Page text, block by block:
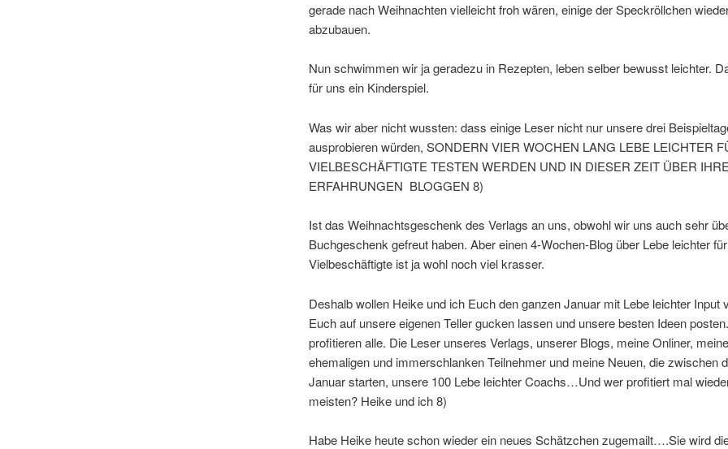
gerade nach Weihnachten vielleicht froh wären, einige der Speckröllchen
abzubauen.
Nun schwimmen wir ja geradezu in Rezepten, leben selber bewusst leichter.
für uns ein Kinderspiel.
Was wir aber nicht wussten: dass einige Leser nicht nur unsere drei
ausprobieren würden, SONDERN VIER WOCHEN LANG LEBE LEICHTER
VIELBESCHÄFTIGTE TESTEN WERDEN UND IN DIESER ZEIT ÜBER IHRE
ERFAHRUNGEN BLOGGEN 8)
Ist das Weihnachtsgeschenk des Verlags an uns, obwohl wir uns auch sehr
Buchgeschenk gefreut haben. Aber einen 4-Wochen-Blog über Lebe leichter für
Vielbeschäftigte ist ja wohl noch viel krasser.
Deshalb wollen Heike und ich Euch den ganzen Januar mit Lebe leichter Input
Euch auf unsere eigenen Teller gucken lassen und unsere besten Ideen
profitieren alle. Die Leser unseres Verlags, unserer Blogs, meine Onliner, meine
ehemaligen und immerschlanken Teilnehmer und meine Neuen, die zwischen
Januar starten, unsere 100 Lebe leichter Coachs…Und wer profitiert mal
meisten? Heike und ich 8)
Habe Heike heute schon wieder ein neues Schätzchen zugemailt….Sie wird